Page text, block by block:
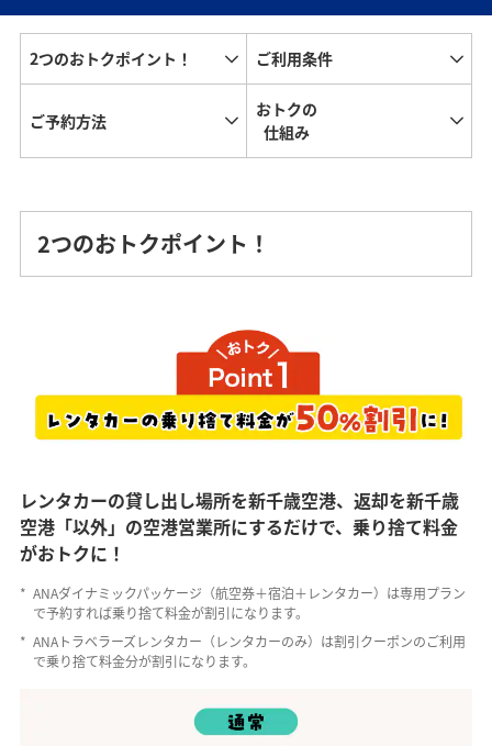
2つのおトクポイント！ ご利用条件
ご予約方法
おトクの
仕組み
2つのおトクポイント！
レンタカーの貸し出し場所を新千歳空港、返却を新千歳
空港「以外」の空港営業所にするだけで、 乗り捨て料金
がおトクに！
* ANAダイナミックパッケージ（航空券＋宿泊＋レンタカー）は専用プラン
で予約すれば乗り捨て料金が割引になります。
* ANAトラベラーズレンタカー（レンタカーのみ）は割引クーポンのご利用
で乗り捨て料金分が割引になります。